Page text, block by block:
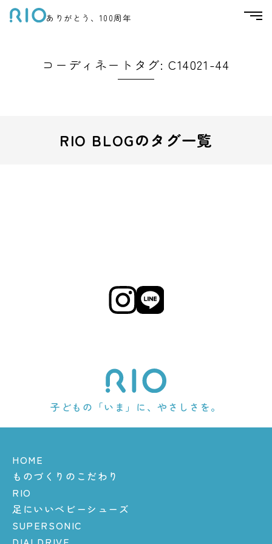
ありがとう、100周年
コーディネートタグ:C14021-44
RIO BLOGのタグ一覧
子どもの「いま」に、やさしさを。
HOME
ものづくりのこだわり
RIO
足にいいベビーシューズ
SUPERSONIC